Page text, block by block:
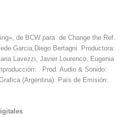
de BCW para de Change the Ref.
Garcia,Diego Bertagni. Productora:
Lavezzi, Javier Lourenco, Eugenia
. Prod. Audio & Sonido:
(Argentina). País de Emisión: